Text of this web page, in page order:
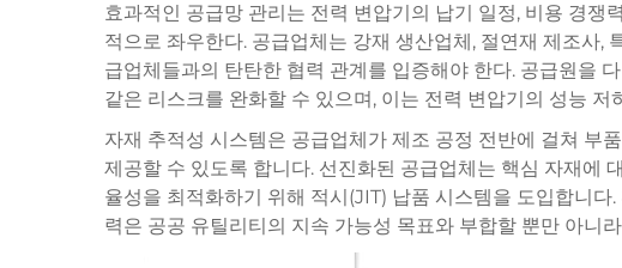
효과적인 공급망 관리는 전력 변압기의 납기 일정, 비용 경쟁
적으로 좌우한다. 공급업체는 강재 생산업체, 절연재 제조사,
급업체들과의 탄탄한 협력 관계를 입증해야 한다. 공급원을
같은 리스크를 완화할 수 있으며, 이는 전력 변압기의 성능 저
자재 추적성 시스템은 공급업체가 제조 공정 전반에 걸쳐 부
제공할 수 있도록 합니다. 선진화된 공급업체는 핵심 자재에
율성을 최적화하기 위해 적시(JIT) 납품 시스템을 도입합니
력은 공공 유틸리티의 지속 가능성 목표와 부합할 뿐만 아니